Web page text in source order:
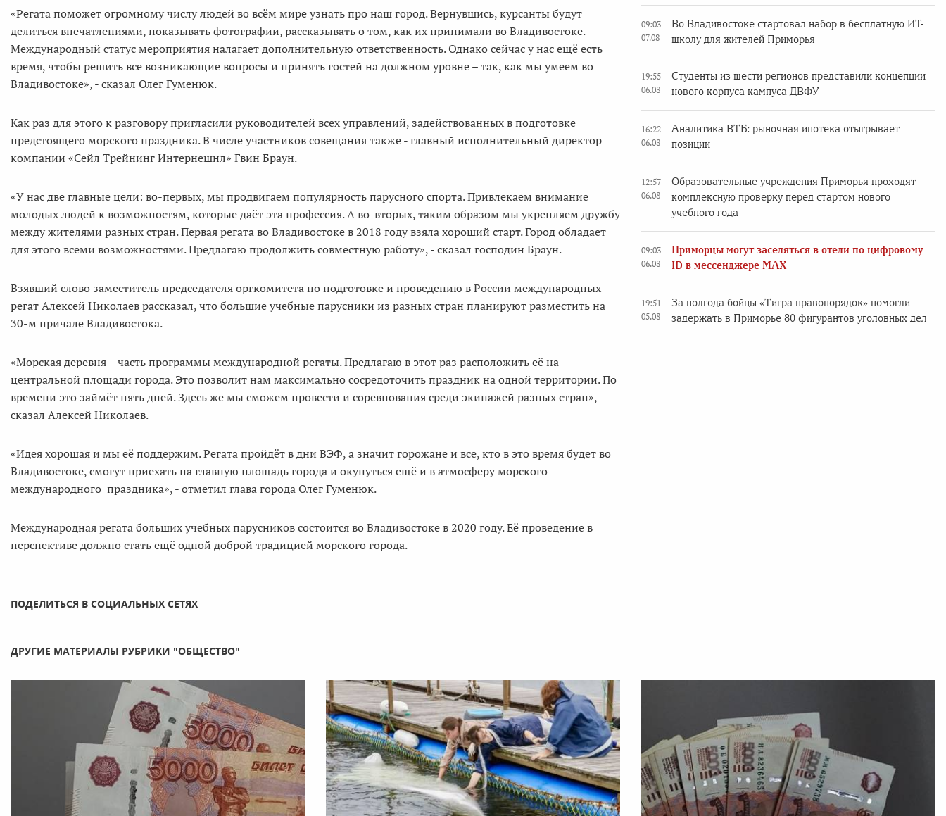
«Регата поможет огромному числу людей во всём мире узнать про наш город. Вернувшись, курсанты будут
делиться впечатлениями, показывать фотографии, рассказывать о том, как их принимали во Владивостоке.
Международный статус мероприятия налагает дополнительную ответственность. Однако сейчас у нас ещё есть
время, чтобы решить все возникающие вопросы и принять гостей на должном уровне – так, как мы умеем во
Владивостоке», - сказал Олег Гуменюк.
Как раз для этого к разговору пригласили руководителей всех управлений, задействованных в подготовке
предстоящего морского праздника. В числе участников совещания также - главный исполнительный директор
компании «Сейл Трейнинг Интернешнл» Гвин Браун.
«У нас две главные цели: во-первых, мы продвигаем популярность парусного спорта. Привлекаем внимание
молодых людей к возможностям, которые даёт эта профессия. А во-вторых, таким образом мы укрепляем дружбу
между жителями разных стран. Первая регата во Владивостоке в 2018 году взяла хороший старт. Город обладает
для этого всеми возможностями. Предлагаю продолжить совместную работу», - сказал господин Браун.
Взявший слово заместитель председателя оргкомитета по подготовке и проведению в России международных
регат Алексей Николаев рассказал, что большие учебные парусники из разных стран планируют разместить на
30-м причале Владивостока.
«Морская деревня – часть программы международной регаты. Предлагаю в этот раз расположить её на
центральной площади города. Это позволит нам максимально сосредоточить праздник на одной территории. По
времени это займёт пять дней. Здесь же мы сможем провести и соревнования среди экипажей разных стран», -
сказал Алексей Николаев.
«Идея хорошая и мы её поддержим. Регата пройдёт в дни ВЭФ, а значит горожане и все, кто в это время будет во
Владивостоке, смогут приехать на главную площадь города и окунуться ещё и в атмосферу морского
международного праздника», - отметил глава города Олег Гуменюк.
Международная регата больших учебных парусников состоится во Владивостоке в 2020 году. Её проведение в
перспективе должно стать ещё одной доброй традицией морского города.
ПОДЕЛИТЬСЯ В СОЦИАЛЬНЫХ СЕТЯХ
09:03
07.08
Во Владивостоке стартовал набор в бесплатную ИТ-
школу для жителей Приморья
19:55
06.08
Студенты из шести регионов представили концепции
нового корпуса кампуса ДВФУ
16:22
06.08
Аналитика ВТБ: рыночная ипотека отыгрывает
позиции
12:57
06.08
Образовательные учреждения Приморья проходят
комплексную проверку перед стартом нового
учебного года
09:03
06.08
Приморцы могут заселяться в отели по цифровому
ID в мессенджере MAX
19:51
05.08
За полгода бойцы «Тигра-правопорядок» помогли
задержать в Приморье 80 фигурантов уголовных дел
ДРУГИЕ МАТЕРИАЛЫ РУБРИКИ "ОБЩЕСТВО"